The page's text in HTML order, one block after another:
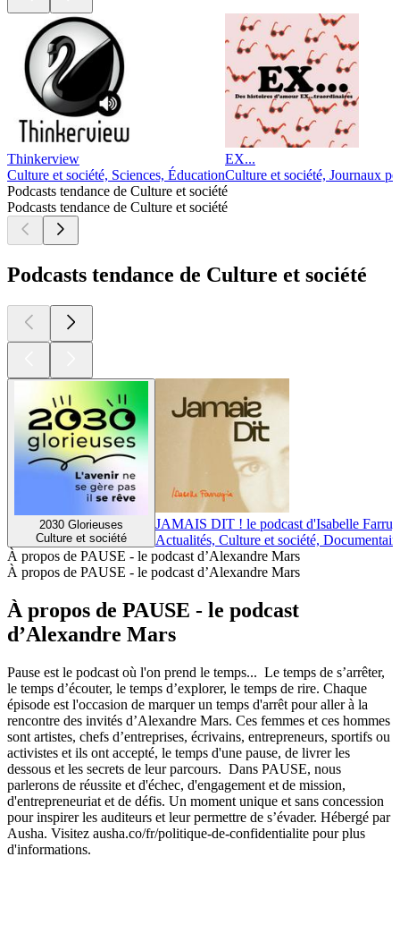
Thinkerview
Culture et société, Sciences, Éducation
EX...
Culture et société, Journaux
Podcasts tendance de Culture et société
Podcasts tendance de Culture et société
Podcasts tendance de Culture et société
2030 Glorieuses
Culture et société
JAMAIS DIT ! le podcast d'Isabelle
Actualités, Culture et société,
À propos de PAUSE - le podcast d’Alexandre Mars
À propos de PAUSE - le podcast d’Alexandre Mars
À propos de PAUSE - le podcast
d’Alexandre Mars
Pause est le podcast où l'on prend le temps... Le temps de s’arrêter,
le temps d’écouter, le temps d’explorer, le temps de rire. Chaque
épisode est l'occasion de marquer un temps d'arrêt pour aller à la
rencontre des invités d’Alexandre Mars. Ces femmes et ces hommes
sont artistes, chefs d’entreprises, écrivains, entrepreneurs, sportifs ou
activistes et ils ont accepté, le temps d'une pause, de livrer les
dessous et les secrets de leur parcours. Dans PAUSE, nous
parlerons de réussite et d'échec, d'engagement et de mission,
d'entrepreneuriat et de défis. Un moment unique et sans concession
pour inspirer les auditeurs et leur permettre de s’évader. Hébergé par
Ausha. Visitez ausha.co/fr/politique-de-confidentialite pour plus
d'informations.